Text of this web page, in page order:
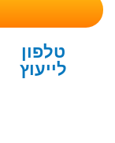
טלפון
לייעוץ